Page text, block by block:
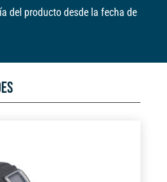
del producto desde la fecha de